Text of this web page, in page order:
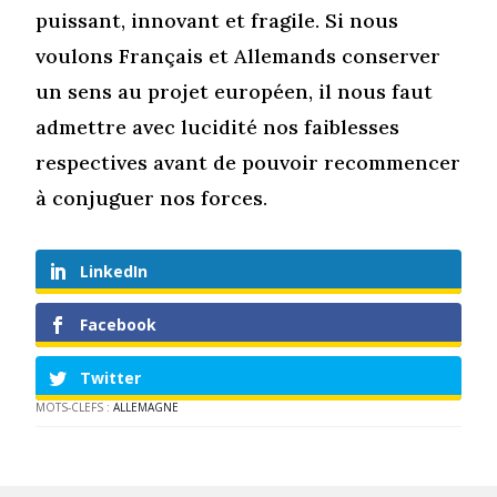
puissant, innovant et fragile. Si nous
voulons Français et Allemands conserver
un sens au projet européen, il nous faut
admettre avec lucidité nos faiblesses
respectives avant de pouvoir recommencer
à conjuguer nos forces.
LinkedIn
Facebook
Twitter
MOTS-CLEFS :ALLEMAGNE